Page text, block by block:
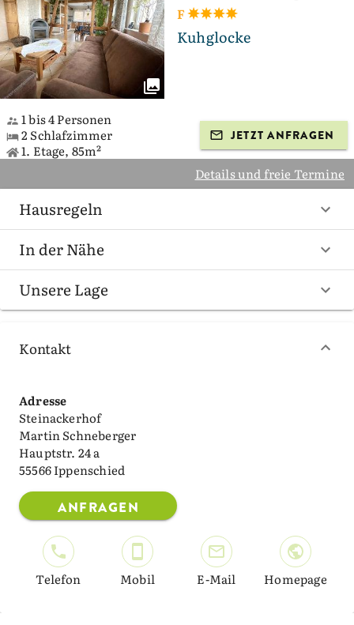
F
Kuhglocke
1 bis 4 Personen
2 Schlafzimmer
1. Etage, 85m²
JETZT ANFRAGEN
Details und freie Termine
Hausregeln
In der Nähe
Unsere Lage
Kontakt
Adresse
Steinackerhof
Martin Schneberger
Hauptstr. 24 a
55566 Ippenschied
ANFRAGEN
Telefon Mobil E-Mail Homepage